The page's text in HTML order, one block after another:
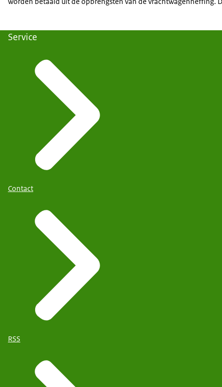
Service
Contact
RSS